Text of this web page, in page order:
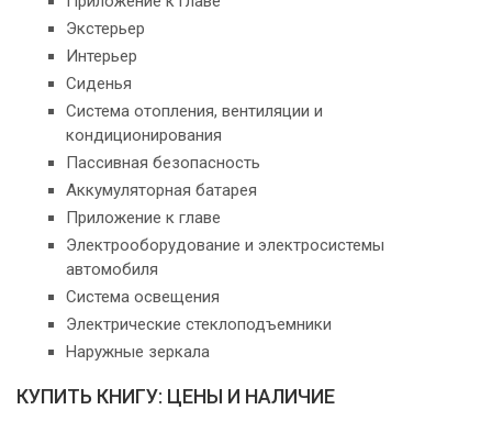
Экстерьер
Интерьер
Сиденья
Система отопления, вентиляции и
кондиционирования
Пассивная безопасность
Аккумуляторная батарея
Приложение к главе
Электрооборудование и электросистемы
автомобиля
Система освещения
Электрические стеклоподъемники
Наружные зеркала
КУПИТЬ КНИГУ: ЦЕНЫ И НАЛИЧИЕ